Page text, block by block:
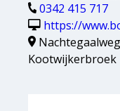
0342 415 717
https://
Kootwijkerbroek